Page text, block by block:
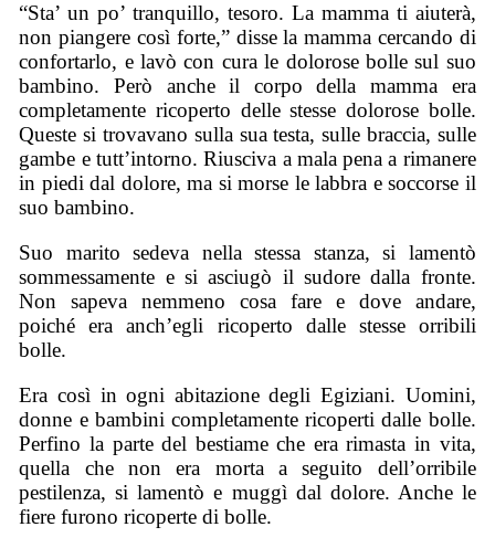
“Sta’ un po’ tranquillo, tesoro. La mamma ti aiuterà,
non piangere così forte,” disse la mamma cercando di
confortarlo, e lavò con cura le dolorose bolle sul suo
bambino. Però anche il corpo della mamma era
completamente ricoperto delle stesse dolorose bolle.
Queste si trovavano sulla sua testa, sulle braccia, sulle
gambe e tutt’intorno. Riusciva a mala pena a rimanere
in piedi dal dolore, ma si morse le labbra e soccorse il
suo bambino.
Suo marito sedeva nella stessa stanza, si lamentò
sommessamente e si asciugò il sudore dalla fronte.
Non sapeva nemmeno cosa fare e dove andare,
poiché era anch’egli ricoperto dalle stesse orribili
bolle.
Era così in ogni abitazione degli Egiziani. Uomini,
donne e bambini completamente ricoperti dalle bolle.
Perfino la parte del bestiame che era rimasta in vita,
quella che non era morta a seguito dell’orribile
pestilenza, si lamentò e muggì dal dolore. Anche le
fiere furono ricoperte di bolle.